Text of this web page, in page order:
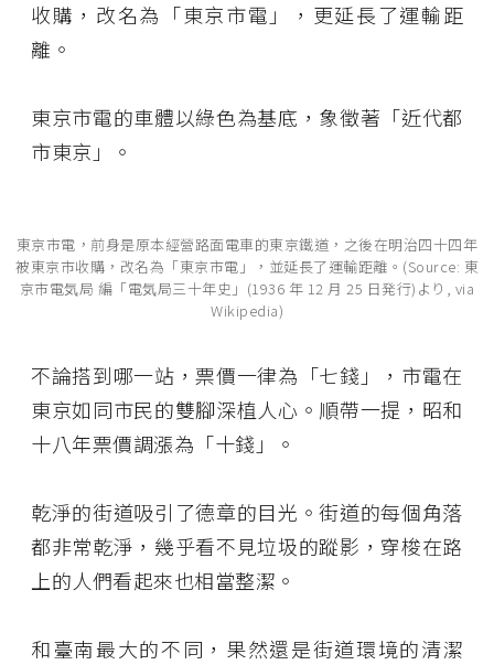
收購，改名為「東京市電」，更延長了運輸距
離。
東京市電的車體以綠色為基底，象徵著「近代都
市東京」。
東京市電，前身是原本經營路面電車的東京鐵道，之後在明治四十四年
被東京市收購，改名為「東京市電」，並延長了運輸距離。(Source: 東
京市電気局 編「電気局三十年史」(1936 年 12 月 25 日発行)より, via
Wikipedia)
不論搭到哪一站，票價一律為「七錢」，市電在
東京如同市民的雙腳深植人心。順帶一提，昭和
十八年票價調漲為「十錢」。
乾淨的街道吸引了德章的目光。街道的每個角落
都非常乾淨，幾乎看不見垃圾的蹤影，穿梭在路
上的人們看起來也相當整潔。
和臺南最大的不同，果然還是街道環境的清潔